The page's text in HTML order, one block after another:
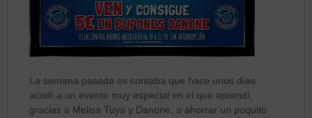
La semana pasada os contaba que hace unos días
acudí a un evento muy especial en el que aprendí,
gracias a Melisa Tuya y Danone, a ahorrar un poquito